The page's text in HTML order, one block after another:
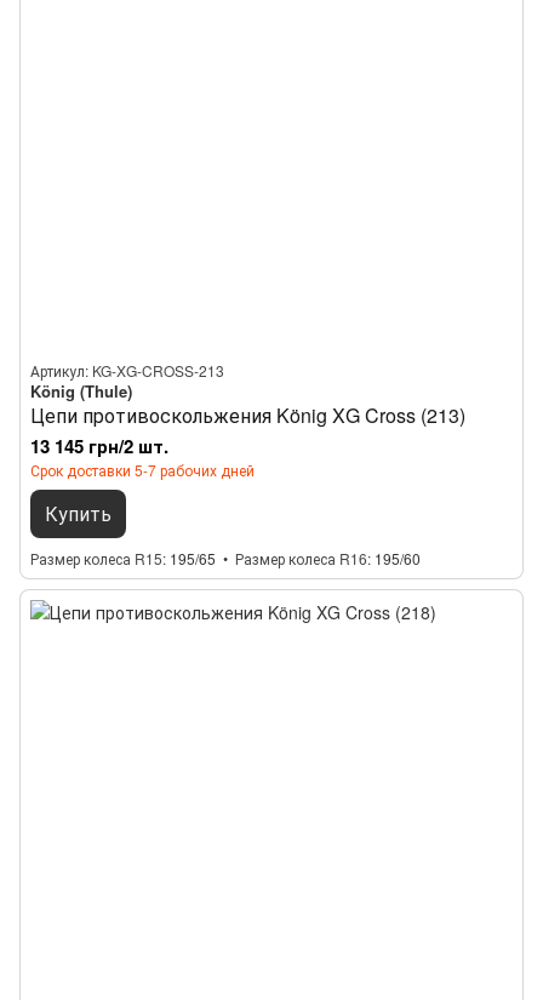
Артикул: KG-XG-CROSS-213
König (Thule)
Цепи противоскольжения König XG Cross (213)
13 145 грн/2 шт.
Срок доставки 5-7 рабочих дней
Купить
Размер колеса R15 195/65 Размер колеса R16 195/60